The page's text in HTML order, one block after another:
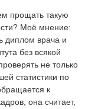
прощать такую
Моё мнение:
диплом врача и
без всякой
не только
статистики по
к
она считает,